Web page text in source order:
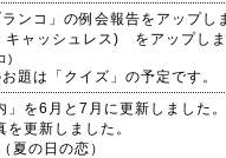
ンコ」の例会報告をアップし
キャッシュレス) をアップし
)
題は「クイズ」の予定です。
」を6月と7月に更新しました。
更新しました。
夏の日の恋）